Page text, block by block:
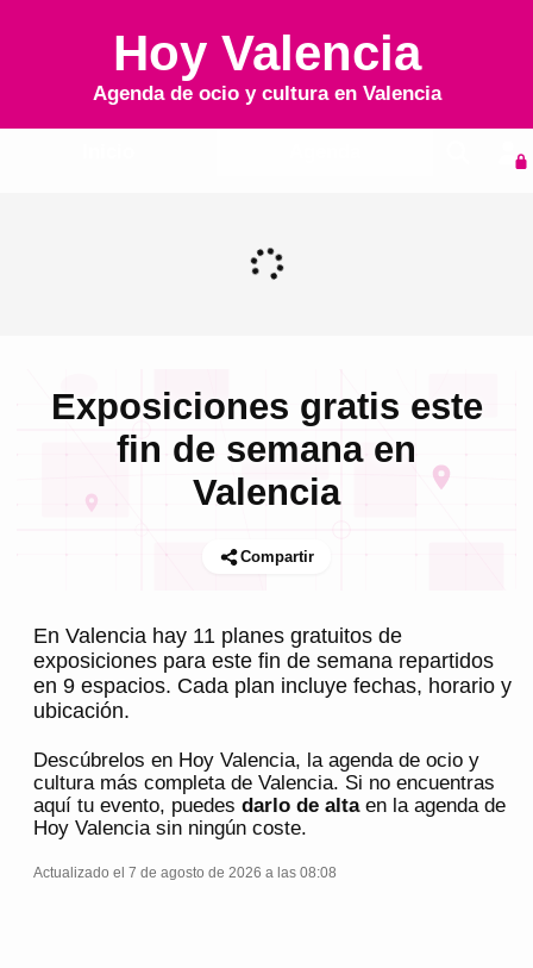
Hoy Valencia
Agenda de ocio y cultura en Valencia
Exposiciones gratis este
fin de semana en
Valencia
Compartir
En Valencia hay 11 planes gratuitos de
exposiciones para este fin de semana repartidos
en 9 espacios. Cada plan incluye fechas, horario y
ubicación.
Descúbrelos en Hoy Valencia, la agenda de ocio y
cultura más completa de Valencia. Si no encuentras
aquí tu evento, puedes darlo de altaen la agenda de
Hoy Valenciasin ningún coste.
Actualizado el 7 de agosto de 2026 a las 08:08